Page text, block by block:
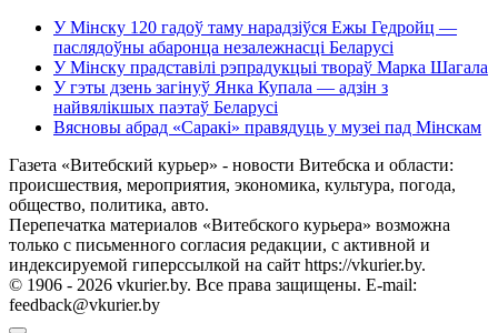
У Мінску 120 гадоў таму нарадзіўся Ежы Гедройц —
паслядоўны абаронца незалежнасці Беларусі
У Мінску прадставілі рэпрадукцыі твораў Марка Шагала
У гэты дзень загінуў Янка Купала — адзін з
найвялікшых паэтаў Беларусі
Вясновы абрад «Саракі» правядуць у музеі пад Мінскам
Газета «Витебский курьер» - новости Витебска и области:
происшествия, мероприятия, экономика, культура, погода,
общество, политика, авто.
Перепечатка материалов «Витебского курьера» возможна
только с письменного согласия редакции, с активной и
индексируемой гиперссылкой на сайт https://vkurier.by.
© 1906 - 2026 vkurier.by. Все права защищены. E-mail:
feedback@vkurier.by